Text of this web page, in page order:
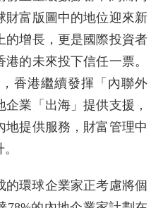
財富版圖中的地位迎來新
的增長，更是國際投資者
的未來投下信任一票。
香港繼續發揮「內聯外
業「出海」提供支援，
地提供服務，財富管理中
環球企業家正考慮將個